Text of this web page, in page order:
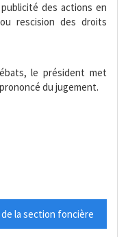
des actions en
rescision des droits
le président met
du jugement.
la section foncière